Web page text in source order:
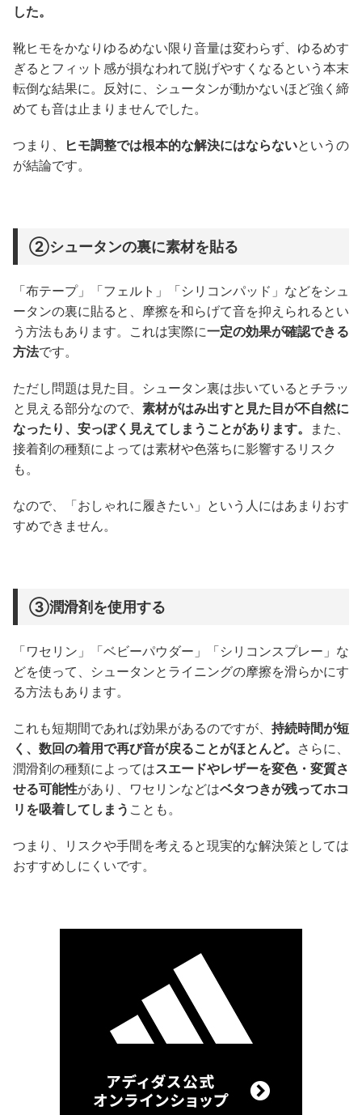
した。
靴ヒモをかなりゆるめない限り音量は変わらず、ゆるめす
ぎるとフィット感が損なわれて脱げやすくなるという本末
転倒な結果に。反対に、シュータンが動かないほど強く締
めても音は止まりませんでした。
つまり、 ヒモ調整では根本的な解決にはならないというの
が結論です。
②シュータンの裏に素材を貼る
「布テープ」「フェルト」「シリコンパッド」などをシュ
ータンの裏に貼ると、摩擦を和らげて音を抑えられるとい
う方法もあります。これは実際に一定の効果が確認できる
方法です。
ただし問題は見た目。シュータン裏は歩いているとチラッ
と見える部分なので、 素材がはみ出すと見た目が不自然に
なったり、安っぽく見えてしまうことがあります。
また、
接着剤の種類によっては素材や色落ちに影響するリスク
も。
なので、「おしゃれに履きたい」という人にはあまりおす
すめできません。
③潤滑剤を使用する
「ワセリン」「ベビーパウダー」「シリコンスプレー」な
どを使って、シュータンとライニングの摩擦を滑らかにす
る方法もあります。
これも短期間であれば効果があるのですが、 持続時間が短
く、数回の着用で再び音が戻ることがほとんど。 さらに、
潤滑剤の種類によってはスエードやレザーを変色・変質さ
せる可能性があり、ワセリンなどはベタつきが残ってホコ
リを吸着してしまう ことも。
つまり、リスクや手間を考えると現実的な解決策としては
おすすめしにくいです。